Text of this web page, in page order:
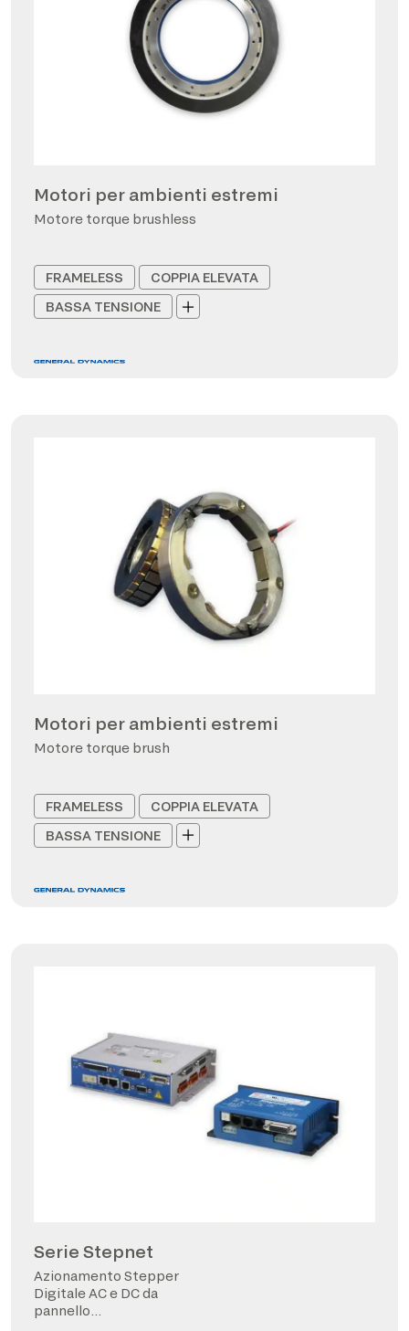
Motori per ambienti estremi
Motore torque brushless
FRAMELESS
COPPIA ELEVATA
BASSA TENSIONE
Motori per ambienti estremi
Motore torque brush
FRAMELESS
COPPIA ELEVATA
BASSA TENSIONE
Serie Stepnet
Azionamento Stepper
Digitale AC e DC da
pannello